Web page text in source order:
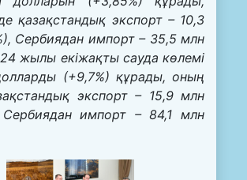
қазақстандық экспорт – 10,3
Сербиядан импорт – 35,5 млн
жылы екіжақты сауда көлемі
(+9,7%) құрады, оның
экспорт – 15,9 млн
Сербиядан импорт – 84,1 млн